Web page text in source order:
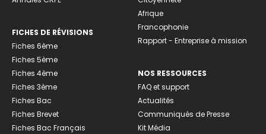
FICHES DE RÉVISIONS
Fiches 6ème
Fiches 5ème
Fiches 4ème
Fiches 3ème
Fiches Bac
Fiches Brevet
Fiches Bac Français
Afrique
Francophonie
Rapport - Entreprise à mission
NOS RESSOURCES
FAQ et support
Actualités
Communiqués de Presse
Kit Média